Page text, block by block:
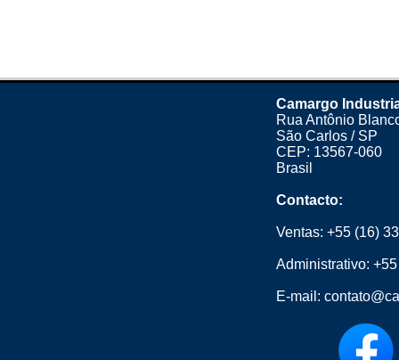
Camargo
Rua Antônio
São Carlos / SP
CEP: 13567-060
Brasil
Contacto:
Ventas: +55 (16)
Administrativo:
E-mail: